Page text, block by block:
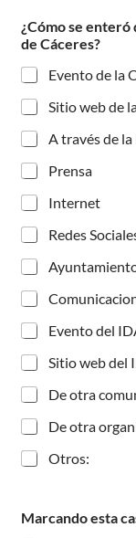
¿Cómo se enteró
de Cáceres?
Evento de la
Sitio web de
A través de
Prensa
Internet
Redes
Evento del
Sitio web del
De otra
De otra
Otros:
Marcando esta